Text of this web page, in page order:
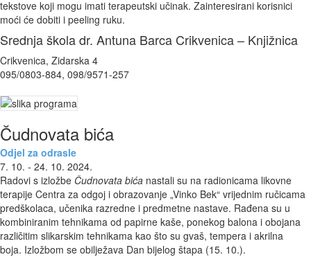
tekstove koji mogu imati terapeutski učinak. Zainteresirani korisnici
moći će dobiti i peeling ruku.
Srednja škola dr. Antuna Barca Crikvenica – Knjižnica
Crikvenica, Zidarska 4
095/0803-884, 098/9571-257
Čudnovata bića
Odjel za odrasle
7. 10. - 24. 10. 2024.
Radovi s izložbe Čudnovata bića nastali su na radionicama likovne
terapije Centra za odgoj i obrazovanje „Vinko Bek“ vrijednim ručicama
predškolaca, učenika razredne i predmetne nastave. Rađena su u
kombiniranim tehnikama od papirne kaše, ponekog balona i obojana
različitim slikarskim tehnikama kao što su gvaš, tempera i akrilna
boja. Izložbom se obilježava Dan bijelog štapa (15. 10.).